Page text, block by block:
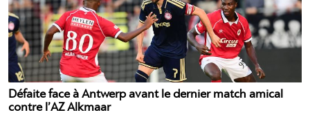
Défaite face à Antwerp avant le dernier match amical
contre l’AZ Alkmaar